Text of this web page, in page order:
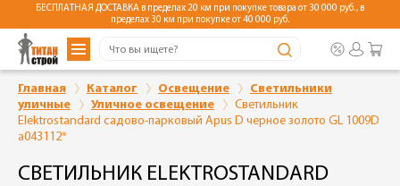
БЕСПЛАТНАЯ ДОСТАВКА в пределах 20 км при покупке товара от 30 000 руб., в
пределах 30 км при покупке от 40 000 руб.
Главная Каталог Освещение
Светильники
уличные
Уличное освещение
Светильник
Elektrostandard садово-парковый Apus D черное золото GL 1009D
a043112*
СВЕТИЛЬНИК ELEKTROSTANDARD